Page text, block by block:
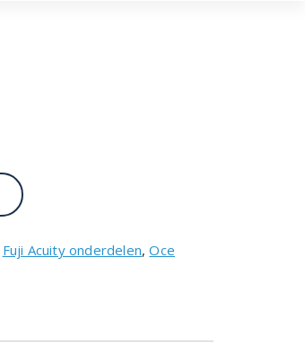
Fuji Acuity onderdelen,Oce